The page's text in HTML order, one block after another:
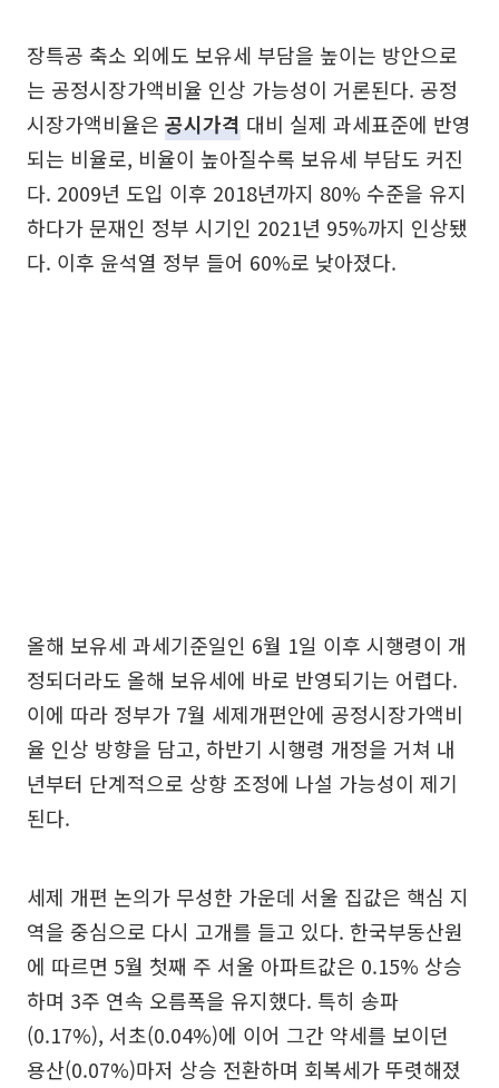
장특공 축소 외에도 보유세 부담을 높이는 방안으로
는 공정시장가액비율 인상 가능성이 거론된다. 공정
시장가액비율은 공시가격 대비 실제 과세표준에 반영
되는 비율로, 비율이 높아질수록 보유세 부담도 커진
다. 2009년 도입 이후 2018년까지 80% 수준을 유지
하다가 문재인 정부 시기인 2021년 95%까지 인상됐
다. 이후 윤석열 정부 들어 60%로 낮아졌다.
올해 보유세 과세기준일인 6월 1일 이후 시행령이 개
정되더라도 올해 보유세에 바로 반영되기는 어렵다.
이에 따라 정부가 7월 세제개편안에 공정시장가액비
율 인상 방향을 담고, 하반기 시행령 개정을 거쳐 내
년부터 단계적으로 상향 조정에 나설 가능성이 제기
된다.
세제 개편 논의가 무성한 가운데 서울 집값은 핵심 지
역을 중심으로 다시 고개를 들고 있다. 한국부동산원
에 따르면 5월 첫째 주 서울 아파트값은 0.15% 상승
하며 3주 연속 오름폭을 유지했다. 특히 송파
(0.17%), 서초(0.04%)에 이어 그간 약세를 보이던
용산(0.07%)마저 상승 전환하며 회복세가 뚜렷해졌